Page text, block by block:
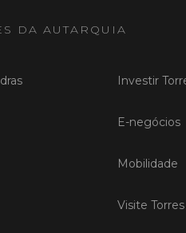
DA AUTARQUIA
Investir
E-negócios
Mobilidade
Visite